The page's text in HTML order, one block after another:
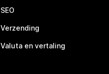
SEO
Verzending
Valuta en vertaling